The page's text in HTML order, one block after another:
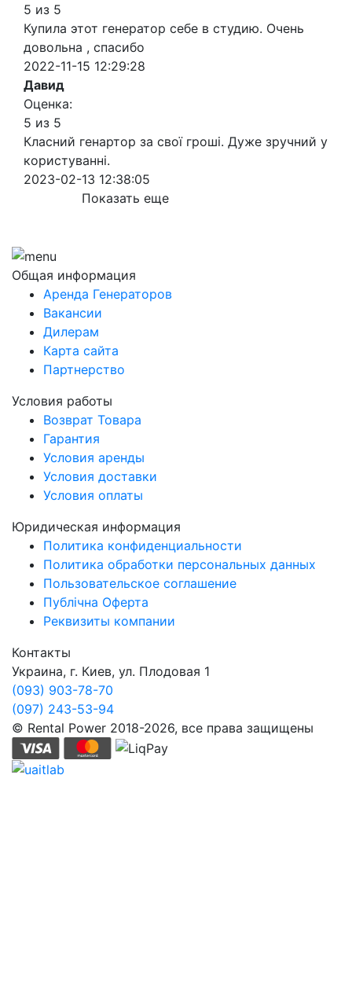
5 из 5
Купила этот генератор себе в студию. Очень
довольна , спасибо
2022-11-15 12:29:28
Давид
Оценка:
5 из 5
Класний генартор за свої гроші. Дуже зручний у
користуванні.
2023-02-13 12:38:05
Показать еще
Общая информация
Аренда Генераторов
Вакансии
Дилерам
Карта сайта
Партнерство
Условия работы
Возврат Товара
Гарантия
Условия аренды
Условия доставки
Условия оплаты
Юридическая информация
Политика конфиденциальности
Политика обработки персональных данных
Пользовательское соглашение
Публічна Оферта
Реквизиты компании
Контакты
Украина, г. Киев, ул. Плодовая 1
(093) 903-78-70
(097) 243-53-94
© Rental Power 2018-2026, все права защищены